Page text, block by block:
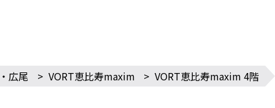
広尾 > VORT恵比寿maxim > VORT恵比寿maxim 4階